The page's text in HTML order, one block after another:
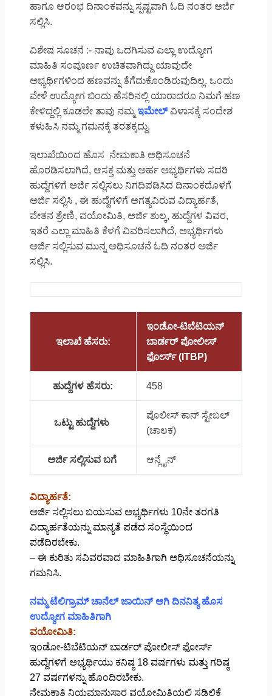
ಹಾಗೂ ಆರಂಭ ದಿನಾಂಕವನ್ನು ಸ್ಪಷ್ಟವಾಗಿ ಓದಿ ನಂತರ ಅರ್ಜಿ
ಸಲ್ಲಿಸಿ.
ವಿಶೇಷ ಸೂಚನೆ :- ನಾವು ಒದಗಿಸುವ ಎಲ್ಲಾ ಉದ್ಯೋಗ
ಮಾಹಿತಿ ಸಂಪೂರ್ಣ ಉಚಿತವಾಗಿದ್ದು ಯಾವುದೇ
ಅಭ್ಯರ್ಥಿಗಳಿಂದ ಹಣವನ್ನು ತೆಗೆದುಕೊಂಡಿರುವುದಿಲ್ಲ. ಒಂದು
ವೇಳೆ ಉದ್ಯೋಗ ಬಿಂದು ಹೆಸರಿನಲ್ಲಿ ಯಾರಾದರೂ ನಿಮಗೆ ಹಣ
ಕೇಳಿದ್ದಲ್ಲಿ ಕೂಡಲೇ ತಾವು ನಮ್ಮಇಮೇಲ್ವಿಳಾಸಕ್ಕೆ ಸಂದೇಶ
ಕಳುಹಿಸಿ ನಮ್ಮ ಗಮನಕ್ಕೆ ತರತಕ್ಕದ್ದು.
ಇಲಾಖೆಯಿಂದ ಹೊಸ ನೇಮಕಾತಿ ಅಧಿಸೂಚನೆ
ಹೊರಡಿಸಲಾಗಿದೆ, ಆಸಕ್ತ ಮತ್ತು ಅರ್ಹ ಅಭ್ಯರ್ಥಿಗಳು ಸದರಿ
ಹುದ್ದೆಗಳಿಗೆ ಅರ್ಜಿ ಸಲ್ಲಿಸಲು ನಿಗದಿಪಡಿಸಿದ ದಿನಾಂಕದೊಳಗೆ
ಅರ್ಜಿ ಸಲ್ಲಿಸಿ , ಈ ಹುದ್ದೆಗಳಿಗೆ ಅಗತ್ಯವಿರುವ ವಿದ್ಯಾರ್ಹತೆ,
ವೇತನ ಶ್ರೇಣಿ, ವಯೋಮಿತಿ, ಅರ್ಜಿ ಶುಲ್ಕ, ಹುದ್ದೆಗಳ ವಿವರ,
ಇತರೆ ಎಲ್ಲಾ ಮಾಹಿತಿ ಕೆಳಗೆ ವಿವರಿಸಲಾಗಿದೆ, ಅಭ್ಯರ್ಥಿಗಳು
ಅರ್ಜಿ ಸಲ್ಲಿಸುವ ಮುನ್ನ ಅಧಿಸೂಚನೆ ಓದಿ ನಂತರ ಅರ್ಜಿ
ಸಲ್ಲಿಸಿ.
ಇಲಾಖೆ ಹೆಸರು:
ಇಂಡೋ-ಟಿಬೆಟಿಯನ್
ಬಾರ್ಡರ್ ಪೋಲೀಸ್
ಫೋರ್ಸ್ (ITBP)
ಹುದ್ದೆಗಳ ಹೆಸರು: 458
ಒಟ್ಟು ಹುದ್ದೆಗಳು
ಪೊಲೀಸ್ ಕಾನ್ ಸ್ಟೇಬಲ್
(ಚಾಲಕ)
ಅರ್ಜಿ ಸಲ್ಲಿಸುವ ಬಗೆ ಆನ್ಲೈನ್
ವಿದ್ಯಾರ್ಹತೆ:
ಅರ್ಜಿ ಸಲ್ಲಿಸಲು ಬಯಸುವ ಅಭ್ಯರ್ಥಿಗಳು 10ನೇ ತರಗತಿ
ವಿದ್ಯಾರ್ಹತೆಯನ್ನು ಮಾನ್ಯತೆ ಪಡೆದ ಸಂಸ್ಥೆಯಿಂದ
ಪಡೆದಿರಬೇಕು.
– ಈ ಕುರಿತು ಸವಿವರವಾದ ಮಾಹಿತಿಗಾಗಿ ಅಧಿಸೂಚನೆಯನ್ನು
ಗಮನಿಸಿ.
ನಮ್ಮ ಟೆಲಿಗ್ರಾಮ್ ಚಾನೆಲ್ ಜಾಯಿನ್ ಆಗಿ ದಿನನಿತ್ಯ ಹೊಸ
ಉದ್ಯೋಗ ಮಾಹಿತಿಗಾಗಿ
ವಯೋಮಿತಿ:
ಇಂಡೋ-ಟಿಬೆಟಿಯನ್ ಬಾರ್ಡರ್ ಪೋಲೀಸ್ ಫೋರ್ಸ್
ಹುದ್ದೆಗಳಿಗೆ ಅಭ್ಯರ್ಥಿಯು ಕನಿಷ್ಠ 18 ವರ್ಷಗಳು ಮತ್ತು ಗರಿಷ್ಠ
27 ವರ್ಷಗಳನ್ನು ಹೊಂದಿರಬೇಕು.
ನೇಮಕಾತಿ ನಿಯಮಾನುಸಾರ ವಯೋಮಿತಿಯಲ್ಲಿ ಸಡಿಲಿಕೆ